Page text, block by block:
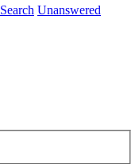
Search Unanswered